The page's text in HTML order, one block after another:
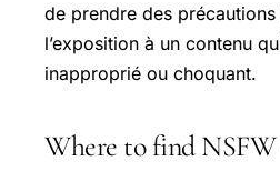
de prendre des
l’exposition à un contenu
inapproprié ou choquant.
Where to find NSFW